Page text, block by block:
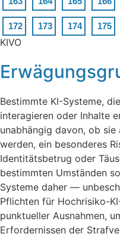
172 173 174 175
KIVO
Bestimmte KI-Systeme,
interagieren oder Inhalte
unabhängig davon, ob
werden, ein besonderes
Identitätsbetrug oder
bestimmten Umständen
Systeme daher —
Pflichten für Hochrisiko-
punktueller Ausnahmen,
Erfordernissen der